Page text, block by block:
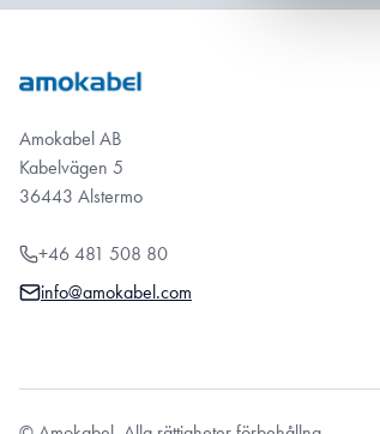
Amokabel AB
Kabelvägen 5
36443 Alstermo
+46 481 508 80
info@amokabel.com